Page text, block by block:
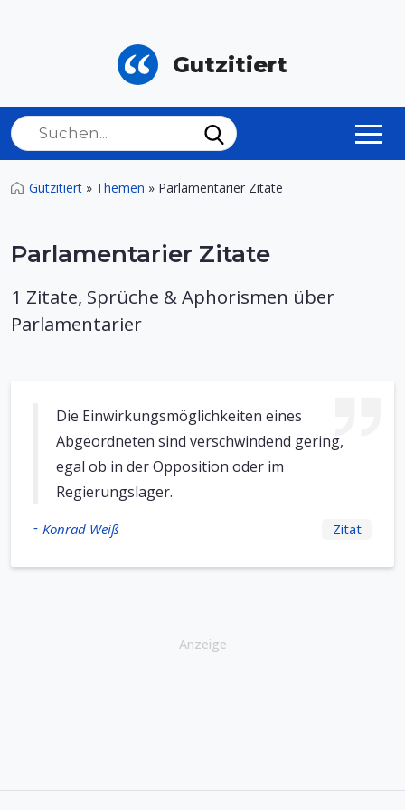
Gutzitiert
Gutzitiert » Themen » Parlamentarier Zitate
Parlamentarier Zitate
1 Zitate, Sprüche & Aphorismen über
Parlamentarier
Die Einwirkungsmöglichkeiten eines
Abgeordneten sind verschwindend gering,
egal ob in der Opposition oder im
Regierungslager.
- Konrad Weiß Zitat
Anzeige